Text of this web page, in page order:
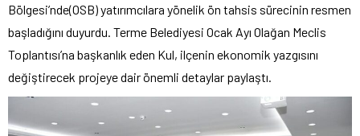
Bölgesi’nde(OSB) yatırımcılara yönelik ön tahsis sürecinin resmen
başladığını duyurdu. Terme Belediyesi Ocak Ayı Olağan Meclis
Toplantısı’na başkanlık eden Kul, ilçenin ekonomik yazgısını
değiştirecek projeye dair önemli detaylar paylaştı.